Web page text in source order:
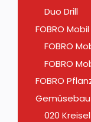
Duo Drill
FOBRO
FOBRO
FOBRO
FOBRO
020